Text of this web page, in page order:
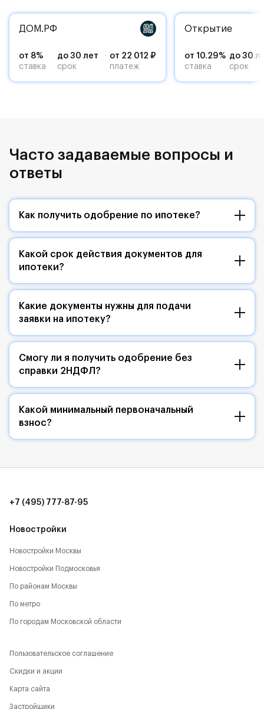
ДОМ.РФ
от 8%
ставка
до 30 лет
срок
от 22 012 ₽
платеж
Открытие
от 10.29%
ставка
до 30
срок
Часто задаваемые вопросы и
ответы
Как получить одобрение по ипотеке?
Какой срок действия документов для
ипотеки?
Какие документы нужны для подачи
заявки на ипотеку?
Смогу ли я получить одобрение без
справки 2НДФЛ?
Какой минимальный первоначальный
взнос?
Новостройки
Новостройки Москвы
Новостройки Подмосковья
По районам Москвы
По метро
По городам Московской области
+7 (495) 777-87-95
Пользовательское соглашение
Скидки и акции
Карта сайта
Застройщики